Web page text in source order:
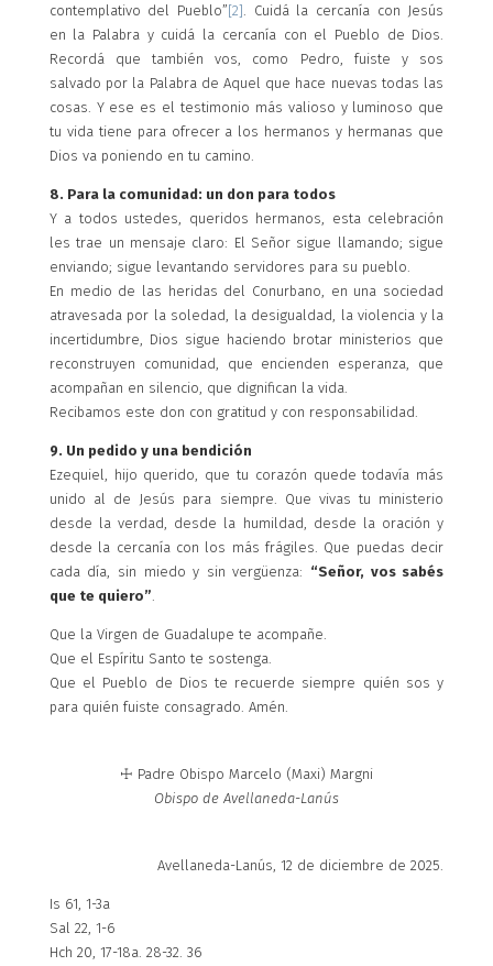
contemplativo del Pueblo” [2]
. Cuidá la cercanía con Jesús
en la Palabra y cuidá la cercanía con el Pueblo de Dios.
Recordá que también vos, como Pedro, fuiste y sos
salvado por la Palabra de Aquel que hace nuevas todas las
cosas. Y ese es el testimonio más valioso y luminoso que
tu vida tiene para ofrecer a los hermanos y hermanas que
Dios va poniendo en tu camino.
8. Para la comunidad: un don para todos
Y a todos ustedes, queridos hermanos, esta celebración
les trae un mensaje claro: El Señor sigue llamando; sigue
enviando; sigue levantando servidores para su pueblo.
En medio de las heridas del Conurbano, en una sociedad
atravesada por la soledad, la desigualdad, la violencia y la
incertidumbre, Dios sigue haciendo brotar ministerios que
reconstruyen comunidad, que encienden esperanza, que
acompañan en silencio, que dignifican la vida.
Recibamos este don con gratitud y con responsabilidad.
9. Un pedido y una bendición
Ezequiel, hijo querido, que tu corazón quede todavía más
unido al de Jesús para siempre. Que vivas tu ministerio
desde la verdad, desde la humildad, desde la oración y
desde la cercanía con los más frágiles. Que puedas decir
cada día, sin miedo y sin vergüenza: “Señor, vos sabés
que te quiero”
Que la Virgen de Guadalupe te acompañe.
Que el Espíritu Santo te sostenga.
Que el Pueblo de Dios te recuerde siempre quién sos y
para quién fuiste consagrado. Amén.
☩ Padre Obispo Marcelo (Maxi) Margni
Obispo de Avellaneda-Lanús
Avellaneda-Lanús, 12 de diciembre de 2025.
Is 61, 1-3a
Sal 22, 1-6
Hch 20, 17-18a. 28-32. 36